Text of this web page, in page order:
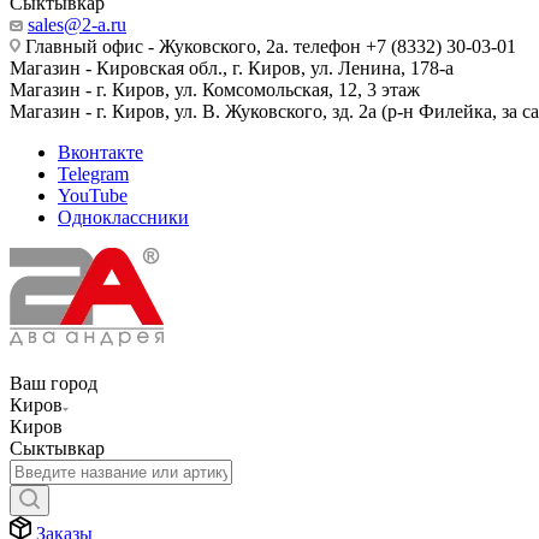
sales@2-a.ru
Главный офис - Жуковского, 2а. телефон +7 (8332) 30-03-01
Магазин - Кировская обл., г. Киров, ул. Ленина, 178-а
Магазин - г. Киров, ул. Комсомольская, 12, 3 этаж
Магазин - г. Киров, ул. В. Жуковского, зд. 2а (р-н Филейка, за
Вконтакте
Telegram
YouTube
Одноклассники
Ваш город
Киров
Киров
Сыктывкар
Заказы